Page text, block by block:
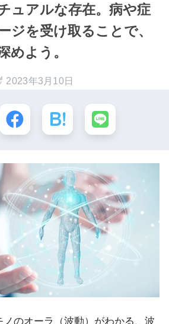
ュアルな存在。病や症
ジを受け取ることで、
めよう。
2023年3月10日
のオーラ（波動）がわかる、波